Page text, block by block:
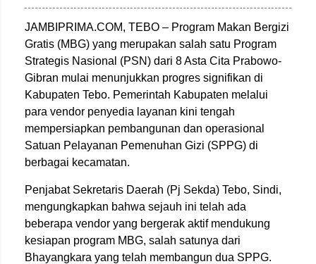
JAMBIPRIMA.COM, TEBO – Program Makan Bergizi
Gratis (MBG) yang merupakan salah satu Program
Strategis Nasional (PSN) dari 8 Asta Cita Prabowo-
Gibran mulai menunjukkan progres signifikan di
Kabupaten Tebo. Pemerintah Kabupaten melalui
para vendor penyedia layanan kini tengah
mempersiapkan pembangunan dan operasional
Satuan Pelayanan Pemenuhan Gizi (SPPG) di
berbagai kecamatan.
Penjabat Sekretaris Daerah (Pj Sekda) Tebo, Sindi,
mengungkapkan bahwa sejauh ini telah ada
beberapa vendor yang bergerak aktif mendukung
kesiapan program MBG, salah satunya dari
Bhayangkara yang telah membangun dua SPPG.